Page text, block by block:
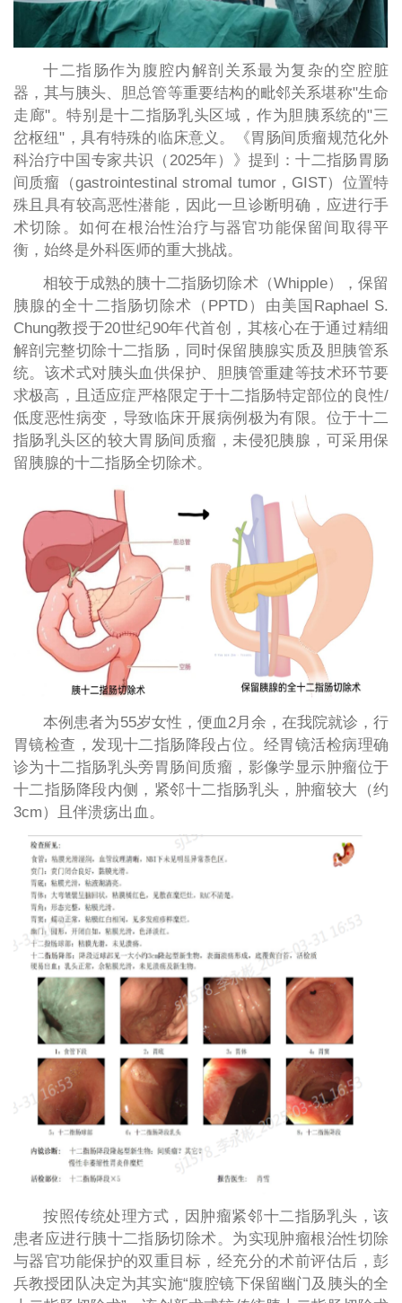
十二指肠作为腹腔内解剖关系最为复杂的空腔脏
器，其与胰头、胆总管等重要结构的毗邻关系堪称"生命
走廊"。特别是十二指肠乳头区域，作为胆胰系统的"三
岔枢纽"，具有特殊的临床意义。《胃肠间质瘤规范化外
科治疗中国专家共识（2025年）》提到：十二指肠胃肠
间质瘤（gastrointestinal stromal tumor，GIST）位置特
殊且具有较高恶性潜能，因此一旦诊断明确，应进行手
术切除。如何在根治性治疗与器官功能保留间取得平
衡，始终是外科医师的重大挑战。
相较于成熟的胰十二指肠切除术（Whipple），保留
胰腺的全十二指肠切除术（PPTD）由美国Raphael S.
Chung教授于20世纪90年代首创，其核心在于通过精细
解剖完整切除十二指肠，同时保留胰腺实质及胆胰管系
统。该术式对胰头血供保护、胆胰管重建等技术环节要
求极高，且适应症严格限定于十二指肠特定部位的良性/
低度恶性病变，导致临床开展病例极为有限。位于十二
指肠乳头区的较大胃肠间质瘤，未侵犯胰腺，可采用保
留胰腺的十二指肠全切除术。
本例患者为55岁女性，便血2月余，在我院就诊，行
胃镜检查，发现十二指肠降段占位。经胃镜活检病理确
诊为十二指肠乳头旁胃肠间质瘤，影像学显示肿瘤位于
十二指肠降段内侧，紧邻十二指肠乳头，肿瘤较大（约
3cm）且伴溃疡出血。
按照传统处理方式，因肿瘤紧邻十二指肠乳头，该
患者应进行胰十二指肠切除术。为实现肿瘤根治性切除
与器官功能保护的双重目标，经充分的术前评估后，彭
兵教授团队决定为其实施“腹腔镜下保留幽门及胰头的全